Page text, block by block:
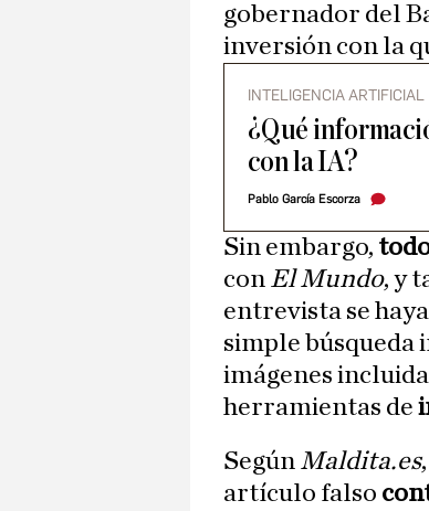
gobernador del
inversión con la
INTELIGENCIA ARTIFICIAL
¿Qué
con la IA?
Pablo García Escorza
Sin embargo,
con El Mundo, y
entrevista se
simple búsqueda
imágenes
herramientas de
Según Maldita.es
artículo falso